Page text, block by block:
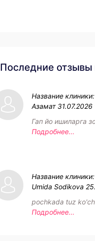
Последние отзывы
Название клиники:
Азамат 31.07.2026
Гап йо ишиларга
Подробнее...
Название клиники:
Umida Sodikova
pochkada tuz
Подробнее...